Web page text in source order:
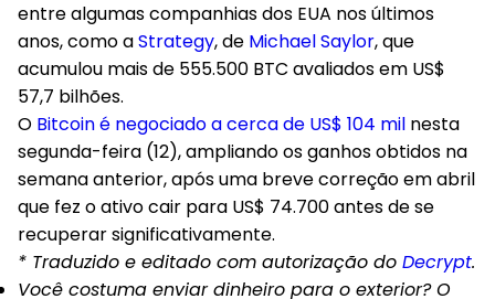
entre algumas companhias dos EUA nos últimos
anos, como aStrategy, de Michael Saylor, que
acumulou mais de 555.500 BTC avaliados em US$
57,7 bilhões.
O Bitcoin é negociado a cerca de US$ 104 mil nesta
segunda-feira (12), ampliando os ganhos obtidos na
semana anterior, após uma breve correção em abril
que fez o ativo cair para US$ 74.700 antes de se
recuperar significativamente.
* Traduzido e editado com autorização do Decrypt.
Você costuma enviar dinheiro para o exterior? O